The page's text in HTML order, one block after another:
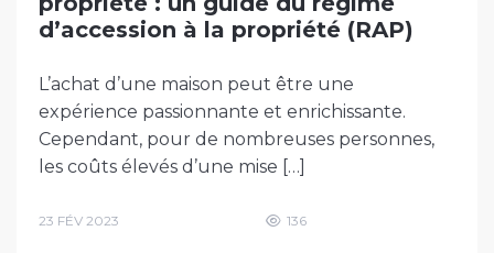
d’accession à la propriété (RAP)
L’achat d’une maison peut être une
expérience passionnante et enrichissante.
Cependant, pour de nombreuses personnes,
les coûts élevés d’une mise […]
23 FÉV 2023 136